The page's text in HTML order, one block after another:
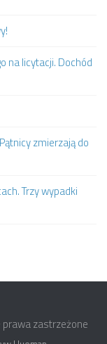
na licytacji. Dochód
zmierzają do
Trzy wypadki
prawa zastrzeżone